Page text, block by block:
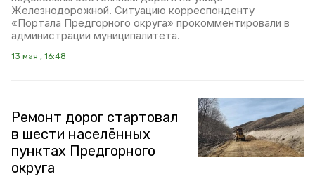
Железнодорожной. Ситуацию корреспонденту
«Портала Предгорного округа» прокомментировали в
администрации муниципалитета.
13 мая , 16:48
Ремонт дорог стартовал
в шести населённых
пунктах Предгорного
округа